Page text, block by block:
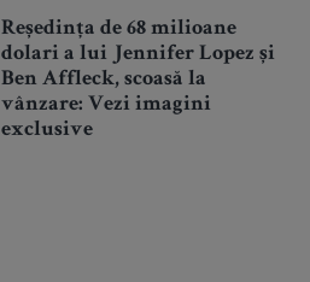
Reședința de 68 milioane
dolari a lui Jennifer Lopez și
Ben Affleck, scoasă la
vânzare: Vezi imagini
exclusive